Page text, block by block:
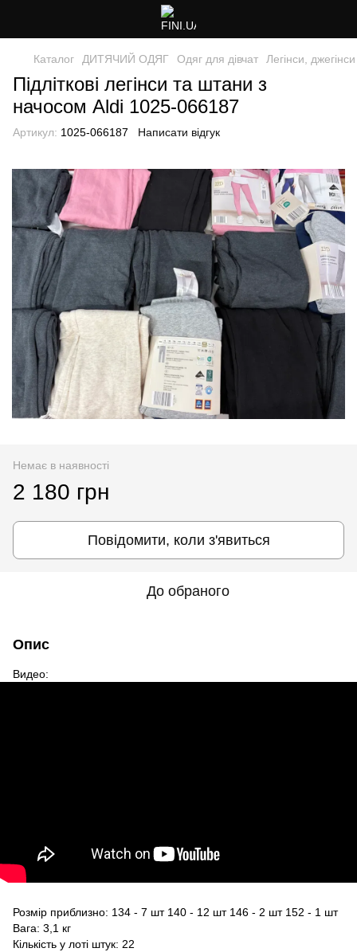
Каталог ДИТЯЧИЙ ОДЯГ Одяг для дівчат Легінси,
Підліткові легінси та штани з
начосом Aldi 1025-066187
Артикул: 1025-066187 Написати відгук
Немає в наявності
2 180 грн
Повідомити, коли з'явиться
До обраного
Опис
Видео:
Розмір приблизно: 134 - 7 шт 140 - 12 шт 146 - 2 шт 152 - 1 шт
Вага: 3,1 кг
Кількість у лоті штук: 22